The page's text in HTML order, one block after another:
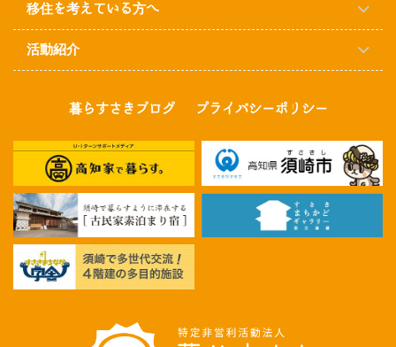
移住を考えている方へ
活動紹介
暮らすさきブログ プライバシーポリシー